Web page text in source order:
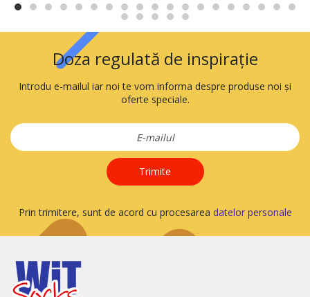
Doza regulată de inspirație
Introdu e-mailul iar noi te vom informa despre produse noi și
oferte speciale.
Trimite
Prin trimitere, sunt de acord cu procesarea datelor personale